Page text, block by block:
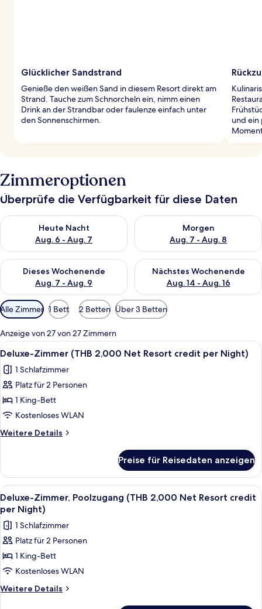
Glücklicher Sandstrand
Genieße den weißen Sand in diesem Resort direkt am
Strand. Tauche zum Schnorcheln ein, nimm einen
Drink an der Strandbar oder faulenze einfach unter
den Sonnenschirmen.
und ein
Zimmeroptionen
Überprüfe die Verfügbarkeit für diese Daten
Heute Nacht
Aug. 6 - Aug. 7
Überprüfe die Verfügbarkeit für heute Nacht, Aug. 6 - Aug. 7.
Morgen
Aug. 7 - Aug. 8
Überprüfe die Verfügbarkeit
Dieses Wochenende
Aug. 7 - Aug. 9
Überprüfe die Verfügbarkeit für dieses Wochenende, Aug. 7
Nächstes Wochenende
Aug. 14 - Aug. 16
Überprüfe die Verfügbarkeit
Verfügbare
Filter
für
Zimmer
Alle Zimmer 1 Bett 2 Betten Über 3 Betten
Anzeige von 27 von 27 Zimmern
Alle
Fotos
für
Deluxe-
Zimmer
(THB
2,000
Net
credit
per
Night)
anzeigen
Minibar, Zimmersafe, Schreibtisch,
5
Deluxe-Zimmer (THB 2,000 Net Resort credit per Night)
1 Schlafzimmer
Platz für 2 Personen
1 King-Bett
Kostenloses WLAN
Weitere Details
Weitere
Zimmer
(THB
2,000
Net
Resort
credit
per
Preise für Reisedaten anzeigen
Alle
Fotos
für
Deluxe-
Zimmer,
Poolzugang
(THB
2,000
5
Deluxe-Zimmer, Poolzugang (THB 2,000 Net Resort credit
per Night)
1 Schlafzimmer
Platz für 2 Personen
1 King-Bett
Kostenloses WLAN
Weitere Details
Weitere